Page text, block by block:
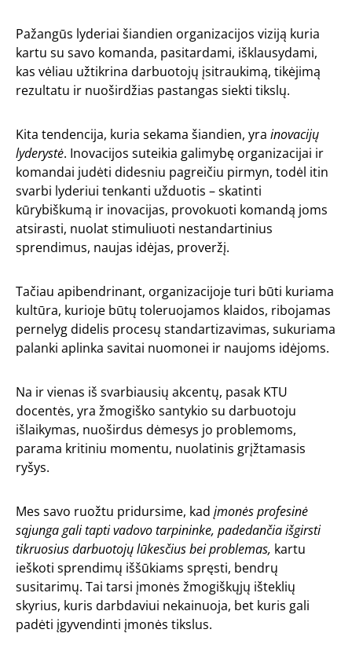
Pažangūs lyderiai šiandien organizacijos viziją kuria
kartu su savo komanda, pasitardami, išklausydami,
kas vėliau užtikrina darbuotojų įsitraukimą, tikėjimą
rezultatu ir nuoširdžias pastangas siekti tikslų.
Kita tendencija, kuria sekama šiandien, yra inovacijų
lyderystė. Inovacijos suteikia galimybę organizacijai ir
komandai judėti didesniu pagreičiu pirmyn, todėl itin
svarbi lyderiui tenkanti užduotis – skatinti
kūrybiškumą ir inovacijas, provokuoti komandą joms
atsirasti, nuolat stimuliuoti nestandartinius
sprendimus, naujas idėjas, proveržį.
Tačiau apibendrinant, organizacijoje turi būti kuriama
kultūra, kurioje būtų toleruojamos klaidos, ribojamas
pernelyg didelis procesų standartizavimas, sukuriama
palanki aplinka savitai nuomonei ir naujoms idėjoms.
Na ir vienas iš svarbiausių akcentų, pasak KTU
docentės, yra žmogiško santykio su darbuotoju
išlaikymas, nuoširdus dėmesys jo problemoms,
parama kritiniu momentu, nuolatinis grįžtamasis
ryšys.
Mes savo ruožtu pridursime, kad įmonės profesinė
sąjunga gali tapti vadovo tarpininke, padedančia išgirsti
tikruosius darbuotojų lūkesčius bei problemas, kartu
ieškoti sprendimų iššūkiams spręsti, bendrų
susitarimų. Tai tarsi įmonės žmogiškųjų išteklių
skyrius, kuris darbdaviui nekainuoja, bet kuris gali
padėti įgyvendinti įmonės tikslus.